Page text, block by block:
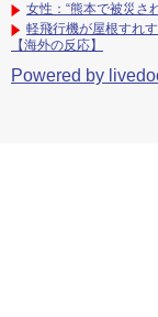
女性：“熊本で被災
軽飛行機が屋根すれ
【海外の反応】
Powered by